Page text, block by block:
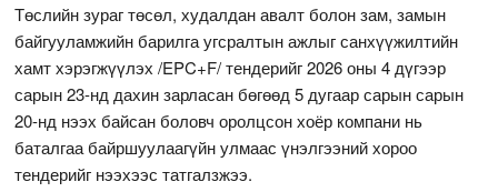
Төслийн зураг төсөл, худалдан авалт болон зам, замын
байгууламжийн барилга угсралтын ажлыг санхүүжилтийн
хамт хэрэгжүүлэх /EPC+F/ тендерийг 2026 оны 4 дүгээр
сарын 23-нд дахин зарласан бөгөөд 5 дугаар сарын сарын
20-нд нээх байсан боловч оролцсон хоёр компани нь
баталгаа байршуулаагүйн улмаас үнэлгээний хороо
тендерийг нээхээс татгалзжээ.